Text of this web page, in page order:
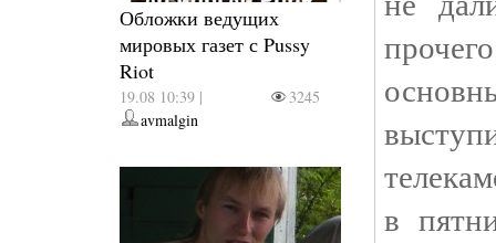
Обложки ведущих
мировых газет с Pussy
Riot
19.08 10:39 |
3245
avmalgin
в